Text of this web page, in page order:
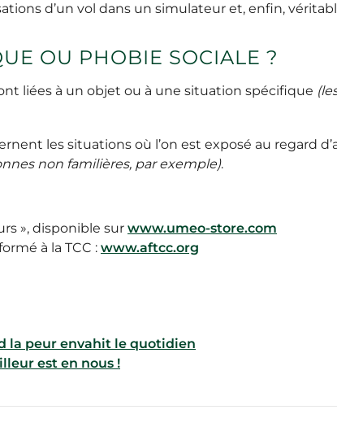
d’un vol dans un simulateur et, enfin,
OU PHOBIE SOCIALE ?
liées à un objet ou à une situation spécifique
les situations où l’on est exposé au regard
non familières, par exemple).
», disponible sur www.umeo-store.com
à la TCC : www.aftcc.org
la peur envahit le quotidien
est en nous !